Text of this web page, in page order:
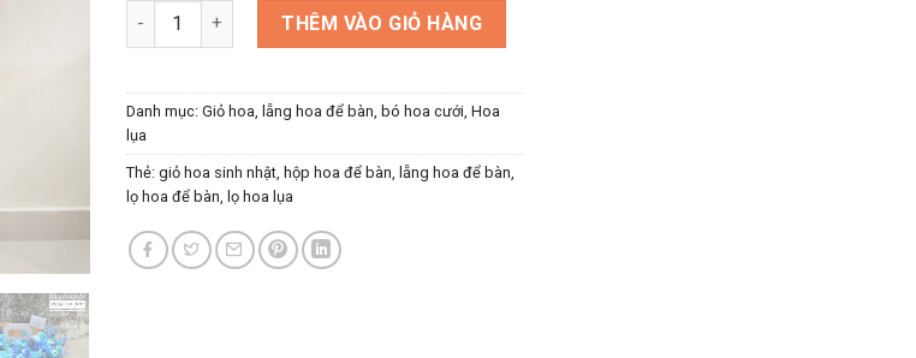
Lẵng hoa để bàn nhỏ xinh số lượng
THÊM VÀO GIỎ HÀNG
Danh mục: Giỏ hoa, lẵng hoa để bàn, bó hoa cưới Hoa
lụa
Thẻ: giỏ hoa sinh nhật hộp hoa để bàn lẵng hoa để bàn
lọ hoa để bàn lọ hoa lụa